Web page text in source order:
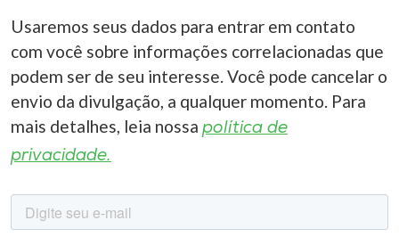
Usaremos seus dados para entrar em contato
com você sobre informações correlacionadas que
podem ser de seu interesse. Você pode cancelar o
envio da divulgação, a qualquer momento. Para
mais detalhes, leia nossa política de
privacidade.